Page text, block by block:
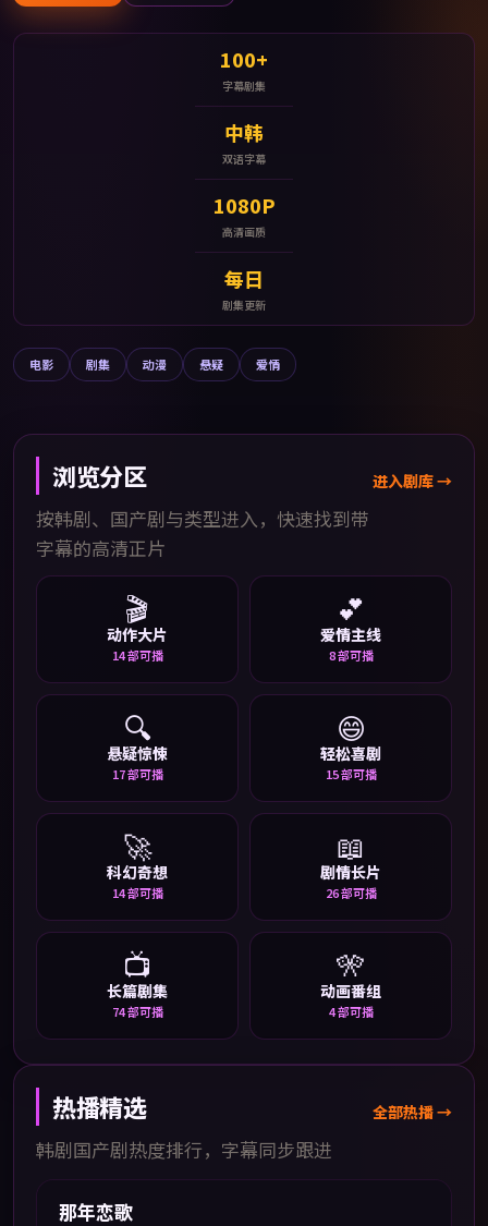
100+
字幕剧集
中韩
双语字幕
1080P
高清画质
每日
剧集更新
电影 剧集 动漫 悬疑 爱情
浏览分区
按韩剧、国产剧与类型进入，快速找到带
字幕的高清正片
进入剧库 →
🎬
动作大片
14部可播
💕
爱情主线
8部可播
🔍
悬疑惊悚
17部可播
😄
轻松喜剧
15部可播
🚀
科幻奇想
14部可播
📖
剧情长片
26部可播
📺
长篇剧集
74部可播
🎌
动画番组
4部可播
热播精选
韩剧国产剧热度排行，字幕同步跟进
全部热播 →
热播
那年恋歌